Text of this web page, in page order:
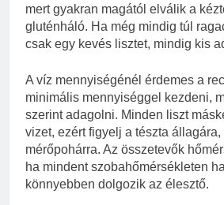
mert gyakran magától elválik a
gluténháló. Ha még mindig túl
csak egy kevés lisztet, mindig kis
A víz mennyiségénél érdemes a
minimális mennyiséggel kezdeni,
szerint adagolni. Minden liszt
vizet, ezért figyelj a tészta állagára,
mérőpohárra. Az összetevők
ha mindent szobahőmérsékleten
könnyebben dolgozik az élesztő.